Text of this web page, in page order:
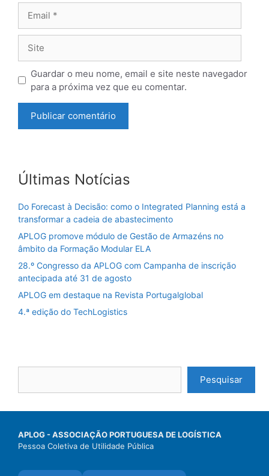
Guardar o meu nome, email e site neste navegador
para a próxima vez que eu comentar.
Últimas Notícias
Do Forecast à Decisão: como o Integrated Planning está a
transformar a cadeia de abastecimento
APLOG promove módulo de Gestão de Armazéns no
âmbito da Formação Modular ELA
28.º Congresso da APLOG com Campanha de inscrição
antecipada até 31 de agosto
APLOG em destaque na Revista Portugalglobal
4.ª edição do TechLogistics
Pesquisar
APLOG - ASSOCIAÇÃO PORTUGUESA DE LOGÍSTICA
Pessoa Coletiva de Utilidade Pública